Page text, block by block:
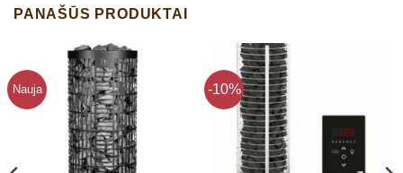
PANAŠŪS PRODUKTAI
Nauja -10%